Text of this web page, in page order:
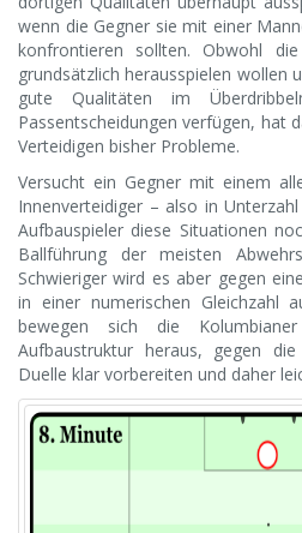
wenn die Gegner sie mit einer
konfrontieren sollten. Obwohl
grundsätzlich herausspielen wollen
gute Qualitäten im
Passentscheidungen verfügen, hat
Verteidigen bisher Probleme.
Versucht ein Gegner mit einem
Innenverteidiger – also in
Aufbauspieler diese Situationen
Ballführung der meisten
Schwieriger wird es aber gegen
in einer numerischen Gleichzahl
bewegen sich die
Aufbaustruktur heraus, gegen
Duelle klar vorbereiten und daher